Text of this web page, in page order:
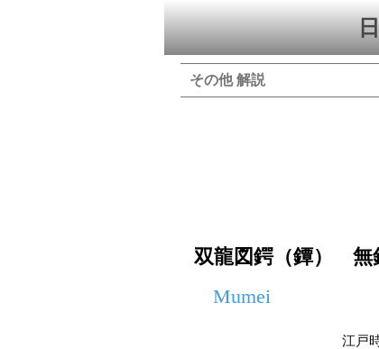
その他 解説
双龍図鍔（鐔） 無
Mumei
江戸